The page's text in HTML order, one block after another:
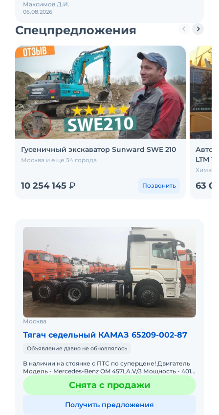
06.08.2026
Максимов Д.И.
Спецпредложения
Гусеничный экскаватор Sunward SWE 210
Москва и еще 34 города
10 254 145 ₽ Позвонить
LTM
Химки
63
Москва
Тягач седельный КАМАЗ 65209-002-87
Объявление давно не обновлялось
В наличии на стоянке с ПТС по суперцене! Двигатель
Модель - Mercedes-Benz OM 457LA.V/3 Мощность - 401
л.с. Экологический класс – 5 Объем – 11.98 л.
РасположениеСнята с продажи
Получить предложения